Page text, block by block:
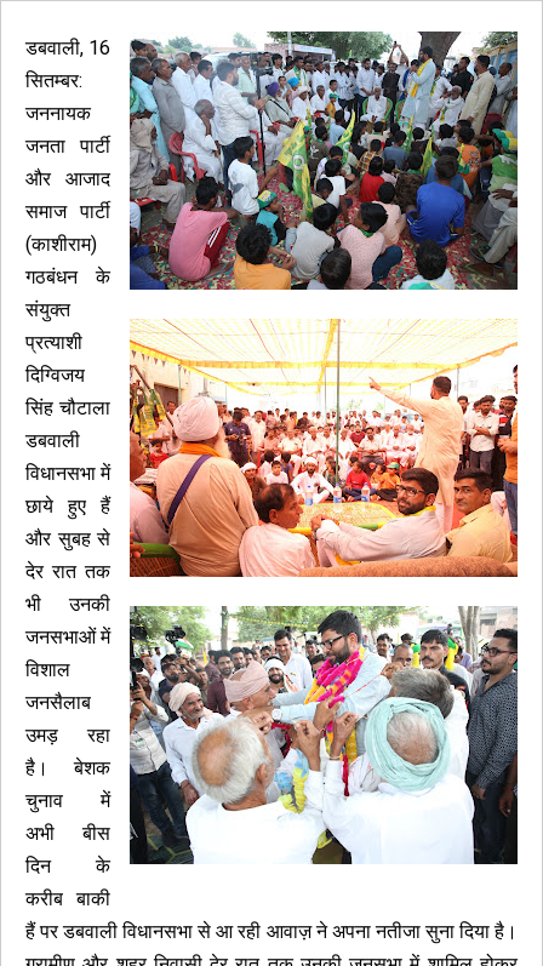
डबवाली, 16
सितम्बर:
जननायक
जनता पार्टी
और आजाद
समाज पार्टी
(काशीराम)
गठबंधन के
संयुक्त
प्रत्याशी
दिग्विजय
सिंह चौटाला
डबवाली
विधानसभा में
छाये हुए हैं
और सुबह से
देर रात तक
भी उनकी
जनसभाओं में
विशाल
जनसैलाब
उमड़ रहा
है। बेशक
चुनाव में
अभी बीस
दिन के
करीब बाकी
हैं पर डबवाली विधानसभा से आ रही आवाज़ ने अपना नतीजा सुना दिया है।